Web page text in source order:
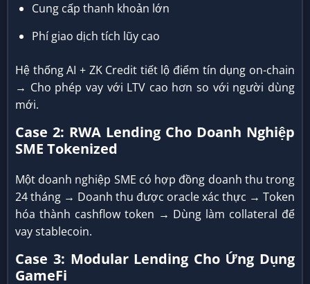
Cung cấp thanh khoản lớn
Phí giao dịch tích lũy cao
Hệ thống AI + ZK Credit tiết lộ điểm tín dụng on-chain
→ Cho phép vay với LTV cao hơn so với người dùng
mới.
Case 2: RWA Lending Cho Doanh Nghiệp
SME Tokenized
Một doanh nghiệp SME có hợp đồng doanh thu trong
24 tháng → Doanh thu được oracle xác thực → Token
hóa thành cashflow token → Dùng làm collateral để
vay stablecoin.
Case 3: Modular Lending Cho Ứng Dụng
GameFi